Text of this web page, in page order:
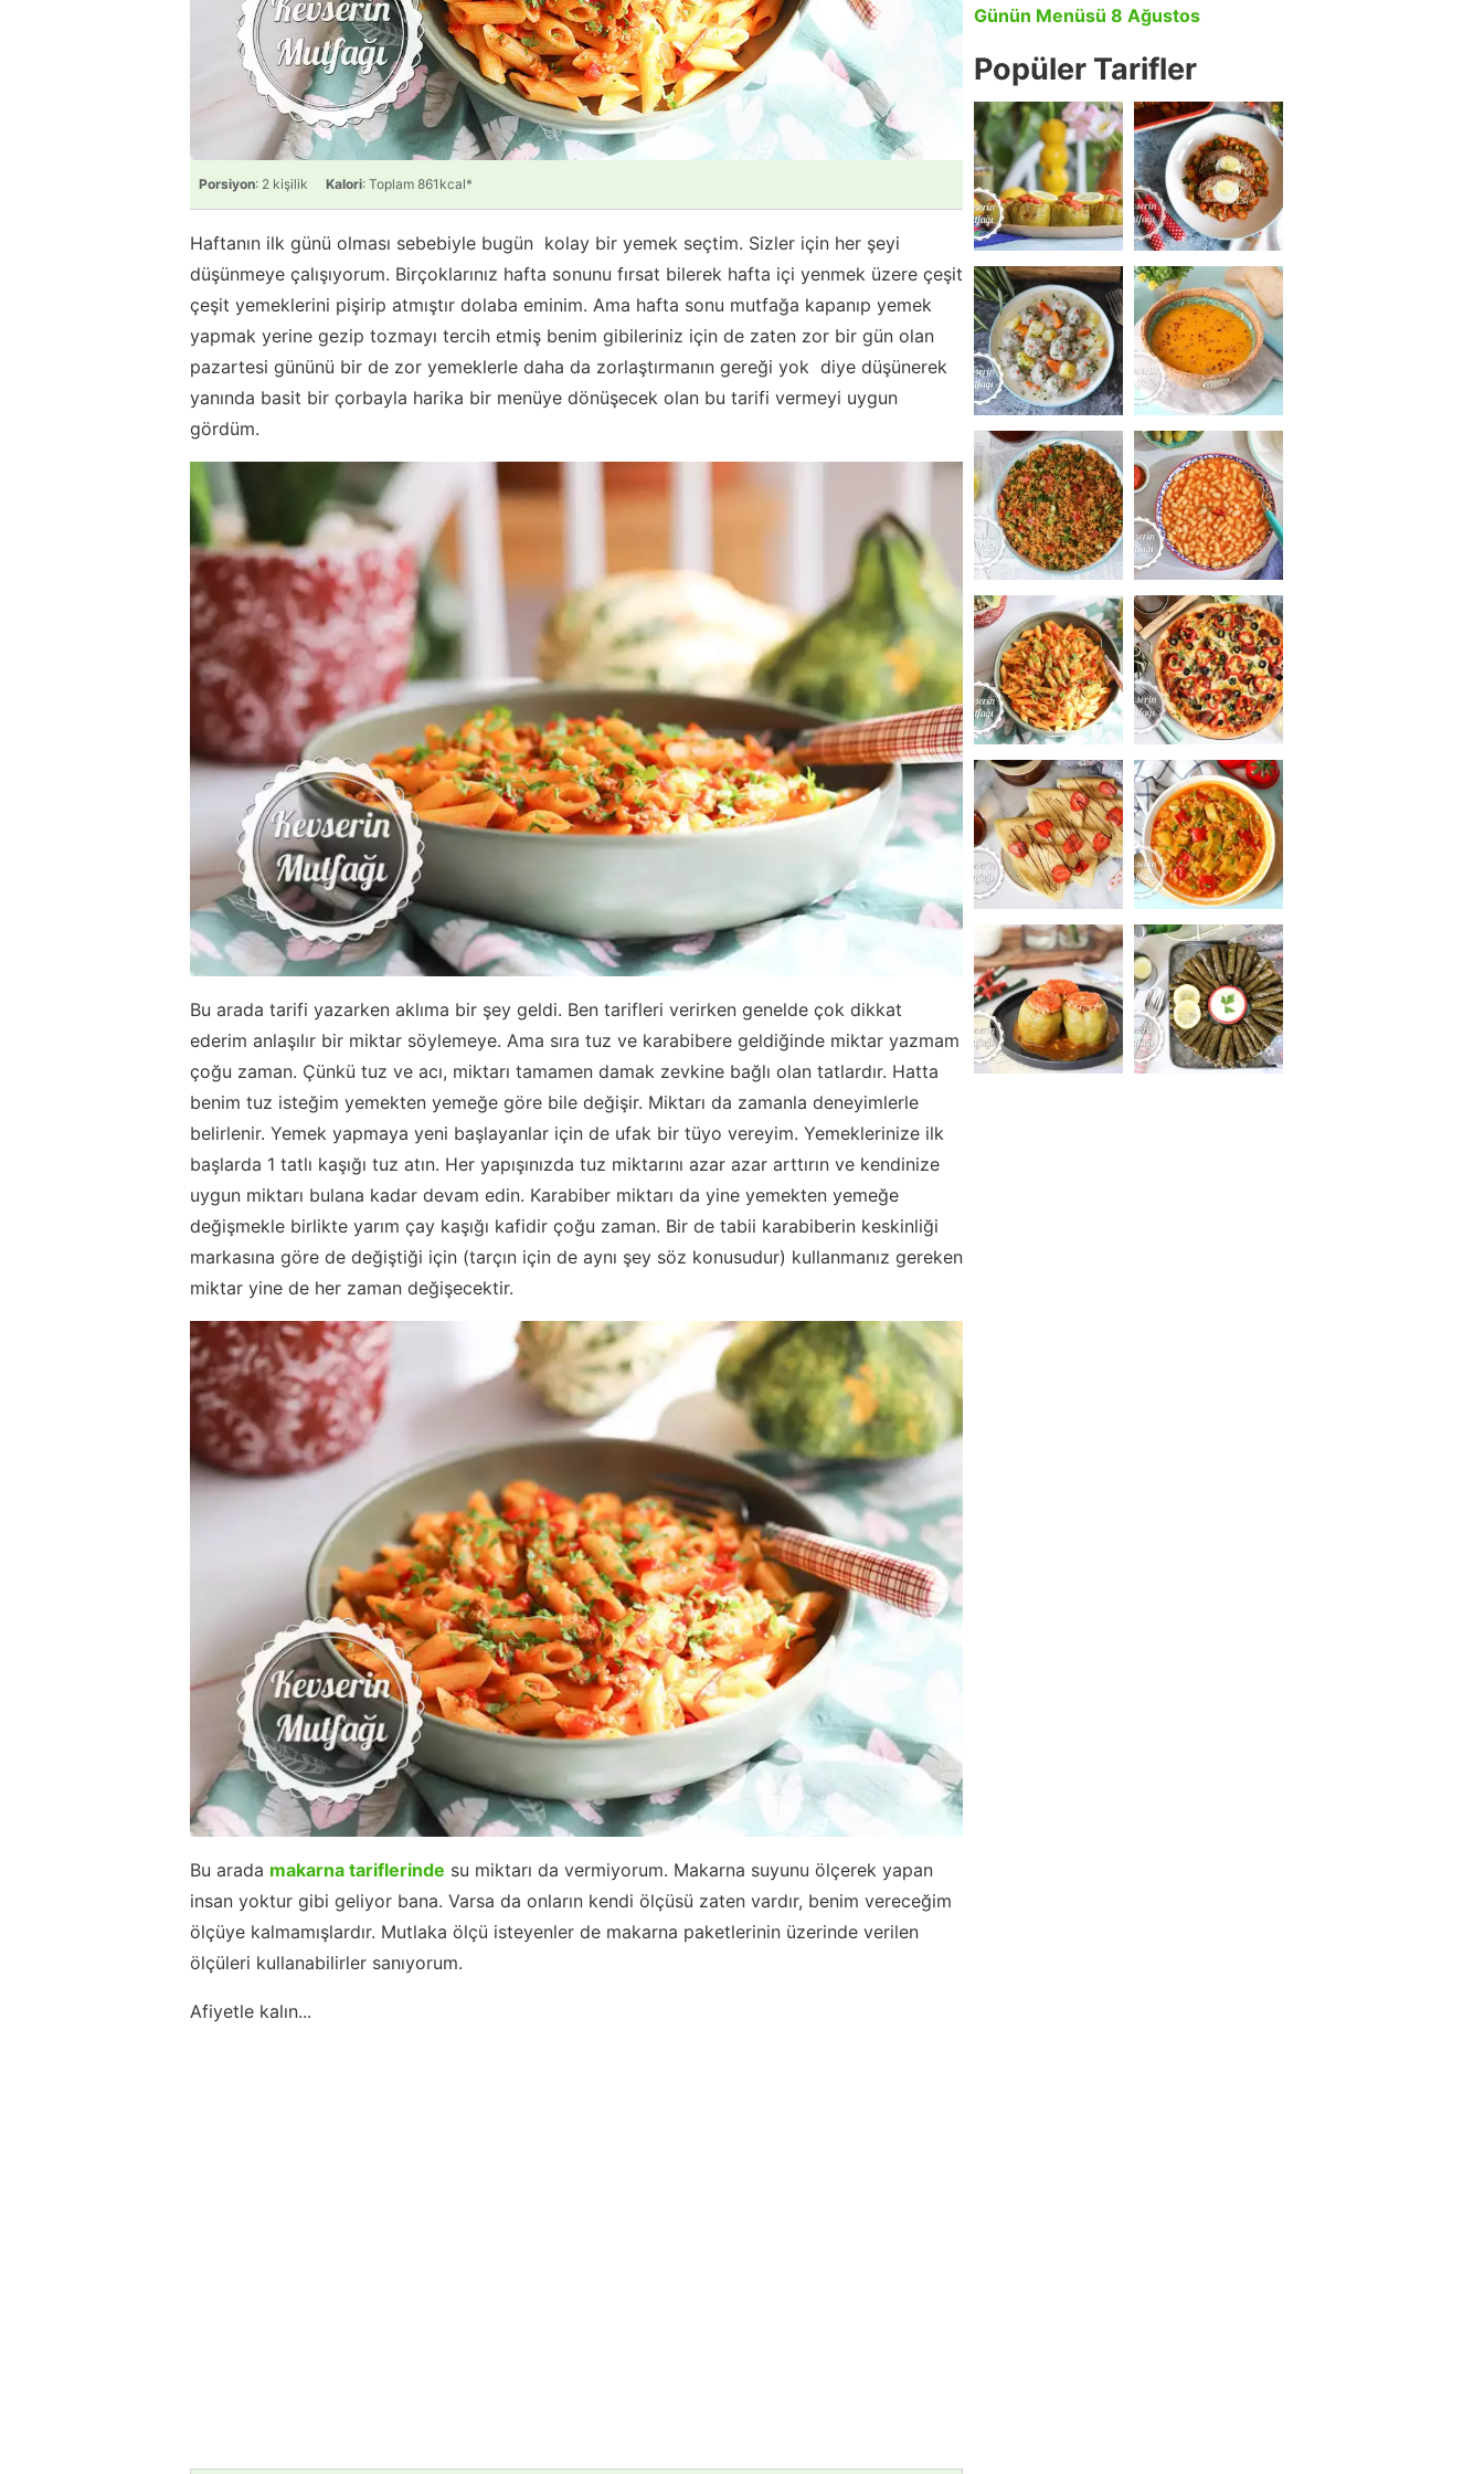
Porsiyon: 2 kişilik Kalori: Toplam 861kcal*
Haftanın ilk günü olması sebebiyle bugün kolay bir yemek seçtim. Sizler için her şeyi
düşünmeye çalışıyorum. Birçoklarınız hafta sonunu fırsat bilerek hafta içi yenmek üzere çeşit
çeşit yemeklerini pişirip atmıştır dolaba eminim. Ama hafta sonu mutfağa kapanıp yemek
yapmak yerine gezip tozmayı tercih etmiş benim gibileriniz için de zaten zor bir gün olan
pazartesi gününü bir de zor yemeklerle daha da zorlaştırmanın gereği yok diye düşünerek
yanında basit bir çorbayla harika bir menüye dönüşecek olan bu tarifi vermeyi uygun
gördüm.
Bu arada tarifi yazarken aklıma bir şey geldi. Ben tarifleri verirken genelde çok dikkat
ederim anlaşılır bir miktar söylemeye. Ama sıra tuz ve karabibere geldiğinde miktar yazmam
çoğu zaman. Çünkü tuz ve acı, miktarı tamamen damak zevkine bağlı olan tatlardır. Hatta
benim tuz isteğim yemekten yemeğe göre bile değişir. Miktarı da zamanla deneyimlerle
belirlenir. Yemek yapmaya yeni başlayanlar için de ufak bir tüyo vereyim. Yemeklerinize ilk
başlarda 1 tatlı kaşığı tuz atın. Her yapışınızda tuz miktarını azar azar arttırın ve kendinize
uygun miktarı bulana kadar devam edin. Karabiber miktarı da yine yemekten yemeğe
değişmekle birlikte yarım çay kaşığı kafidir çoğu zaman. Bir de tabii karabiberin keskinliği
markasına göre de değiştiği için (tarçın için de aynı şey söz konusudur) kullanmanız gereken
miktar yine de her zaman değişecektir.
Bu arada makarna tariflerinde su miktarı da vermiyorum. Makarna suyunu ölçerek yapan
insan yoktur gibi geliyor bana. Varsa da onların kendi ölçüsü zaten vardır, benim vereceğim
ölçüye kalmamışlardır. Mutlaka ölçü isteyenler de makarna paketlerinin üzerinde verilen
ölçüleri kullanabilirler sanıyorum.
Afiyetle kalın...
Günün Menüsü 8 Ağustos
Popüler Tarifler